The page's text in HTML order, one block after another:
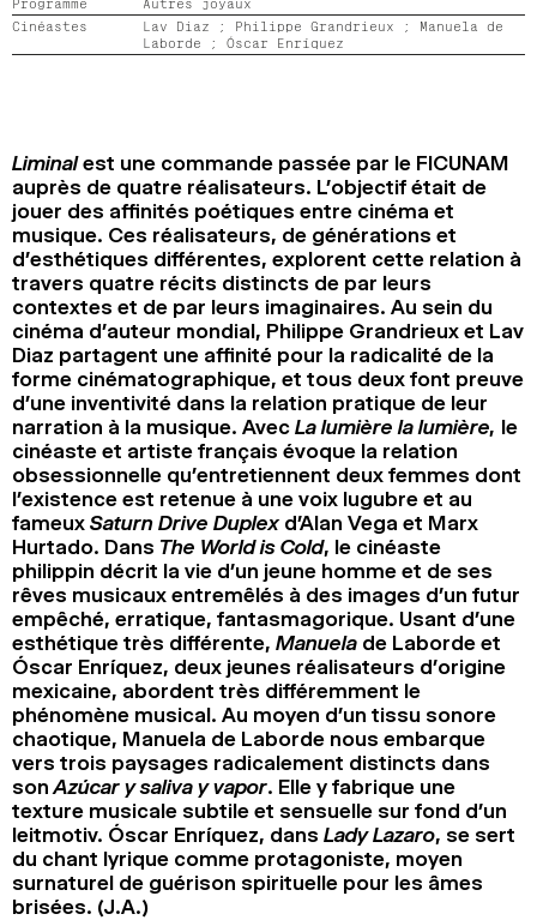
2024
2022
2020
2018
Cinéastes
Lav Diaz ; Philippe Grandrieux ; Manuela de
Laborde ; Óscar Enríquez
Liminalest une commande passée par le FICUNAM
auprès de quatre réalisateurs. L’objectif était de
jouer des affinités poétiques entre cinéma et
musique. Ces réalisateurs, de générations et
d’esthétiques différentes, explorent cette relation à
travers quatre récits distincts de par leurs
contextes et de par leurs imaginaires. Au sein du
cinéma d’auteur mondial, Philippe Grandrieux et Lav
Diaz partagent une affinité pour la radicalité de la
forme cinématographique, et tous deux font preuve
d’une inventivité dans la relation pratique de leur
narration à la musique. Avec La lumière la lumière, le
cinéaste et artiste français évoque la relation
obsessionnelle qu’entretiennent deux femmes dont
l’existence est retenue à une voix lugubre et au
fameux Saturn Drive Duplexd’Alan Vega et Marx
Hurtado. Dans The World is Cold, le cinéaste
philippin décrit la vie d’un jeune homme et de ses
rêves musicaux entremêlés à des images d’un futur
empêché, erratique, fantasmagorique. Usant d’une
esthétique très différente, Manuela de Laborde et
Óscar Enríquez, deux jeunes réalisateurs d’origine
mexicaine, abordent très différemment le
phénomène musical. Au moyen d’un tissu sonore
chaotique, Manuela de Laborde nous embarque
vers trois paysages radicalement distincts dans
sonAzúcar y saliva y vapor. Elle y fabrique une
texture musicale subtile et sensuelle sur fond d’un
leitmotiv. Óscar Enríquez, dans Lady Lazaro, se sert
du chant lyrique comme protagoniste, moyen
surnaturel de guérison spirituelle pour les âmes
brisées. (J.A.)